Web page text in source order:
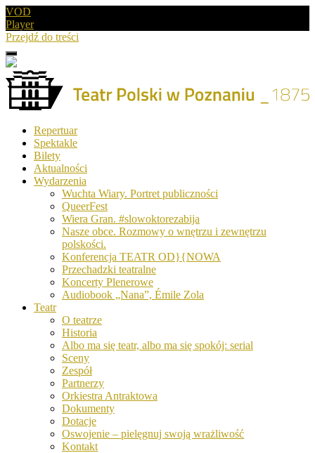
VOD
Player
Przejdź do treści
Menu
Drugie
logo
Teatr
Polski
Poznaniu
Repertuar
Spektakle
Bilety
Aktualności
Wydarzenia
Wuchta Wiary. Portret publiczności
QueerFest
Wiera Gran. #slowoktorezabija
Nasze obce. Rozmowy o wnętrzu i zewnętrzu
polskości.
Konferencja TEATR OD}{NOWA
Przechadzki teatralne
Koncerty Plenerowe
Audiobook „Nana”, Émile Zola
Teatr
O teatrze
Historia
Albo ma się teatr, albo ma się spokój: serial
Sceny
Zespół
Partnerzy
Orkiestra Antraktowa
Dokumenty
Dotacje
Oswojenie – pielęgnuj swoją wrażliwość
Kontakt